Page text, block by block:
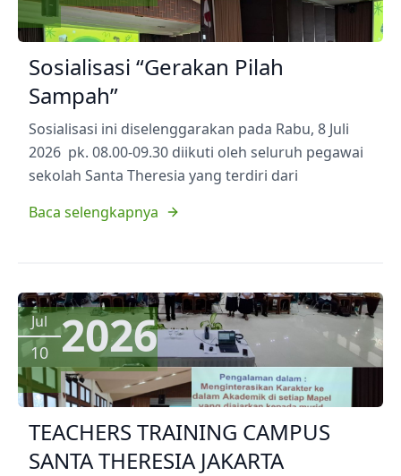
Sosialisasi “Gerakan Pilah
Sampah”
Sosialisasi ini diselenggarakan pada Rabu, 8 Juli
2026 pk. 08.00-09.30 diikuti oleh seluruh pegawai
sekolah Santa Theresia yang terdiri dari
Baca selengkapnya
Jul
10 2026
TEACHERS TRAINING CAMPUS
SANTA THERESIA JAKARTA